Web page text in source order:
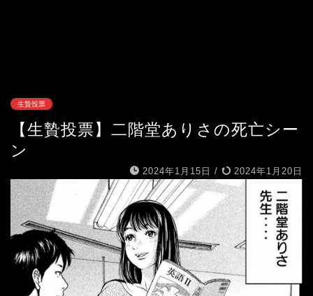
生贄投票
【生贄投票】二階堂ありさの死亡シー
ン
2024年1月15日 / 2024年1月20日